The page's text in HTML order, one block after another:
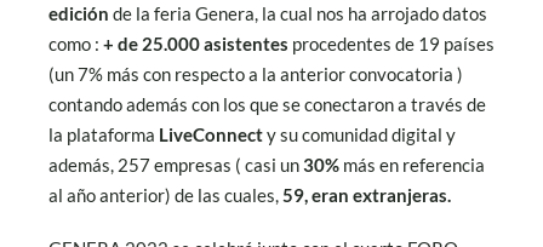
edición de la feria Genera, la cual nos ha arrojado datos
como : + de 25.000 asistentes procedentes de 19 países
(un 7% más con respecto a la anterior convocatoria )
contando además con los que se conectaron a través de
la plataforma LiveConnecty su comunidad digital y
además, 257 empresas ( casi un30% más en referencia
al año anterior) de las cuales,59, eran extranjeras.